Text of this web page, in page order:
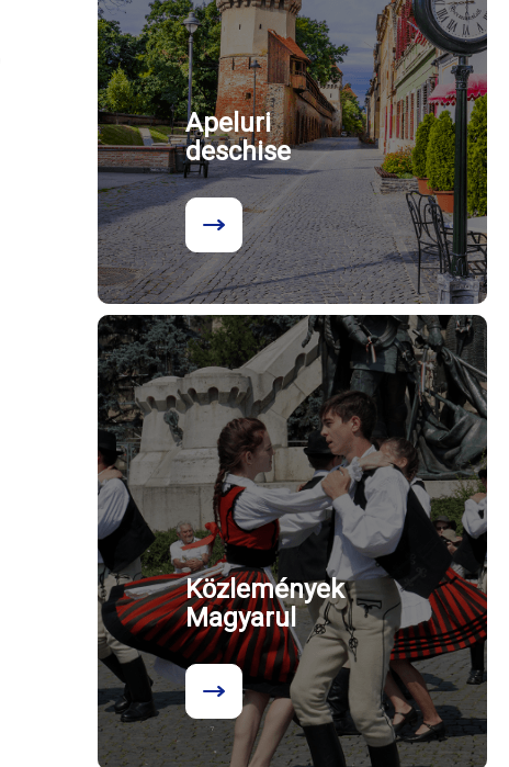
Apeluri
deschise
Közlemények
Magyarul